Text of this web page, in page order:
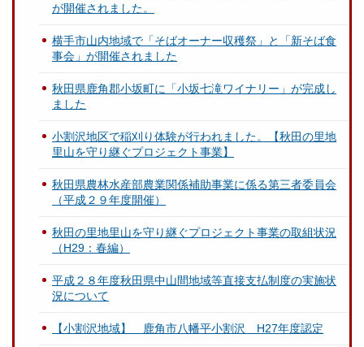
が開催されました。
横手市山内地域で「そばオーナー収穫祭」と「新そば食
事会」が開催されました
秋田県鹿角郡小坂町に「小坂七滝ワイナリー」が完成し
ました
小割沢地区で稲刈り体験が行われました。【秋田の里地
里山を守り継ぐプロジェクト事業】
秋田県農林水産部農業関係補助事業に係る第三者委員会
（平成２９年度開催）
秋田の里地里山を守り継ぐプロジェクト事業の取組状況
（H29：春編）
平成２８年度秋田県中山間地域等直接支払制度の実施状
況について
【小割沢地域】 鹿角市八幡平小割沢 H27年度認定